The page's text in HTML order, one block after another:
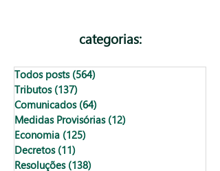
categorias:
Todos posts (564)
Tributos (137)
Comunicados (64)
Medidas Provisórias (12)
Economia (125)
Decretos (11)
Resoluções (138)